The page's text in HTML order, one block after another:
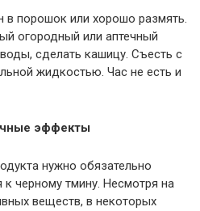
в порошок или хорошо размять.
огородный или аптечный
сделать кашицу. Съесть с
жидкостью. Час не есть и
эффекты
нужно обязательно
к черному тмину. Несмотря на
веществ, в некоторых